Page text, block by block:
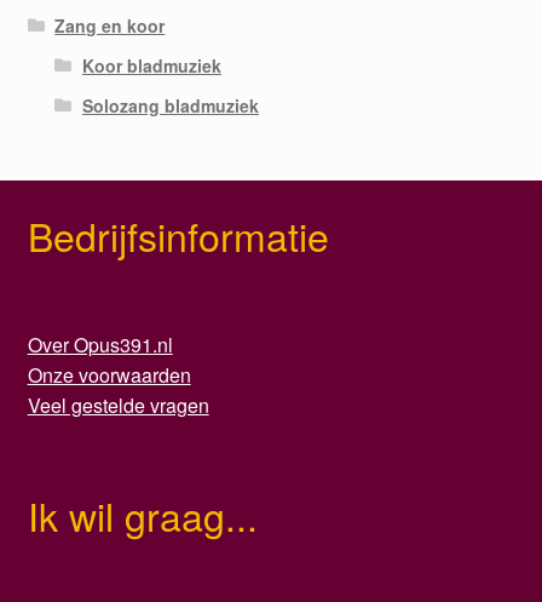
Zang en koor
Koor bladmuziek
Solozang bladmuziek
Bedrijfsinformatie
Over Opus391.nl
Onze voorwaarden
Veel gestelde vragen
Ik wil graag...